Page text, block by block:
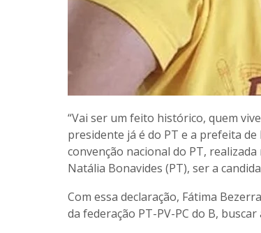
“Vai ser um feito histórico, quem
presidente já é do PT e a prefeita
convenção nacional do PT,
Natália Bonavides (PT), ser a
Com essa declaração, Fátima
da federação PT-PV-PC do B,